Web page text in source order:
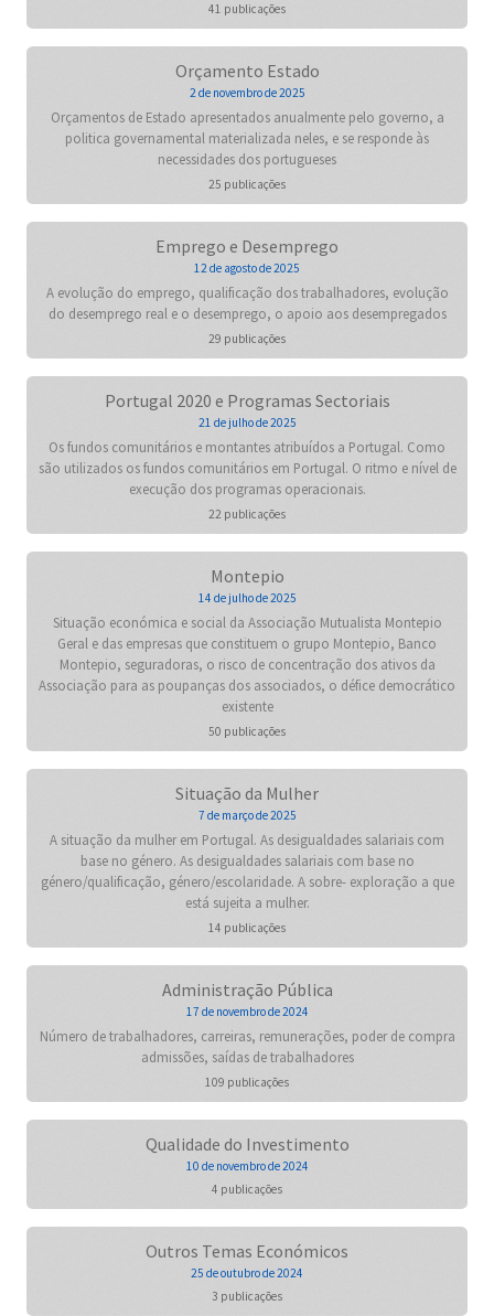
41 publicações
Orçamento Estado
2 de novembro de 2025
Orçamentos de Estado apresentados anualmente pelo governo, a
politica governamental materializada neles, e se responde às
necessidades dos portugueses
25 publicações
Emprego e Desemprego
12 de agosto de 2025
A evolução do emprego, qualificação dos trabalhadores, evolução
do desemprego real e o desemprego, o apoio aos desempregados
29 publicações
Portugal 2020 e Programas Sectoriais
21 de julho de 2025
Os fundos comunitários e montantes atribuídos a Portugal. Como
são utilizados os fundos comunitários em Portugal. O ritmo e nível de
execução dos programas operacionais.
22 publicações
Montepio
14 de julho de 2025
Situação económica e social da Associação Mutualista Montepio
Geral e das empresas que constituem o grupo Montepio, Banco
Montepio, seguradoras, o risco de concentração dos ativos da
Associação para as poupanças dos associados, o défice democrático
existente
50 publicações
Situação da Mulher
7 de março de 2025
A situação da mulher em Portugal. As desigualdades salariais com
base no género. As desigualdades salariais com base no
género/qualificação, género/escolaridade. A sobre- exploração a que
está sujeita a mulher.
14 publicações
Administração Pública
17 de novembro de 2024
Número de trabalhadores, carreiras, remunerações, poder de compra
admissões, saídas de trabalhadores
109 publicações
Qualidade do Investimento
10 de novembro de 2024
4 publicações
Outros Temas Económicos
25 de outubro de 2024
3 publicações